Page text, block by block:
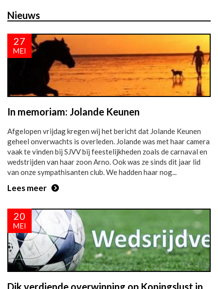
Nieuws
27
MEI
In memoriam: Jolande Keunen
Afgelopen vrijdag kregen wij het bericht dat Jolande Keunen
geheel onverwachts is overleden. Jolande was met haar camera
vaak te vinden bij SJVV bij feestelijkheden zoals de carnaval en
wedstrijden van haar zoon Arno. Ook was ze sinds dit jaar lid
van onze sympathisanten club. We hadden haar nog...
Lees meer
20
MEI
Dik verdiende overwinning op Koningslust in laatste thuiswedstrijd